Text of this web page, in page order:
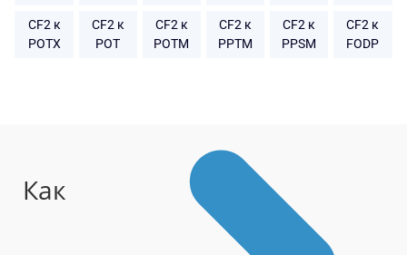
CF2 к
POTX
CF2 к
POT
CF2 к
POTM
CF2 к
PPTM
CF2 к
PPSM
CF2 к
FODP
Как